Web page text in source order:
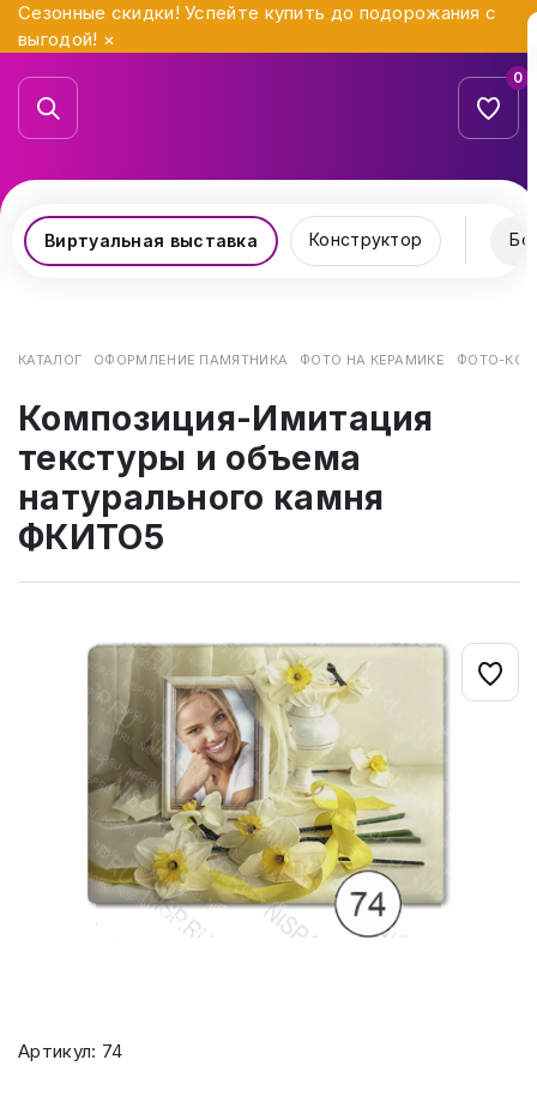
Сезонные скидки! Успейте купить до подорожания с
выгодой! ×
0
Виртуальная выставка Конструктор
КАТАЛОГ ОФОРМЛЕНИЕ ПАМЯТНИКА ФОТО НА КЕРАМИКЕ ФОТО-
Композиция-Имитация
текстуры и объема
натурального камня
ФКИТО5
Артикул: 74